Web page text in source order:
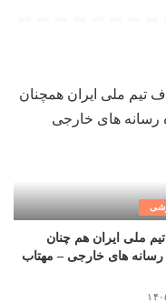
ملی ایران هم چنان
های خارجی – مهتاب